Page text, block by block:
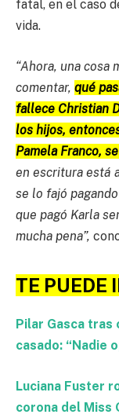
fatal, en el caso
vida.
“Ahora, una cosa
comentar, qué
fallece Christian
los hijos,
Pamela Franco,
en escritura está
se lo fajó
que pagó Karla
mucha pena”,
TE PUEDE
Pilar Gasca tras
casado: “Nadie
Luciana Fuster
corona del Miss